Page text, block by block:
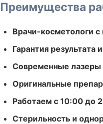
Преимущества
Врачи-косметологи
Гарантия
Современные лазеры
Оригинальные
Работаем с 10:00 до
Стерильность и